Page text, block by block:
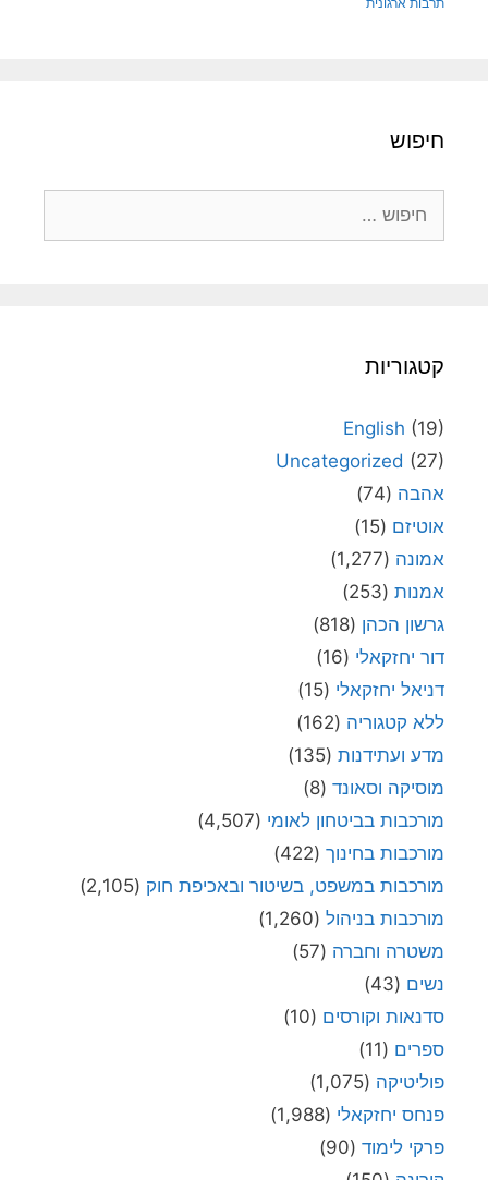
תרבות ארגונית
חיפוש
קטגוריות
English (19)
Uncategorized (27)
אהבה (74)
אוטיזם (15)
אמונה (1,277)
אמנות (253)
גרשון הכהן (818)
דור יחזקאלי (16)
דניאל יחזקאלי (15)
ללא קטגוריה (162)
מדע ועתידנות (135)
מוסיקה וסאונד (8)
מורכבות בביטחון לאומי (4,507)
מורכבות בחינוך (422)
מורכבות במשפט, בשיטור ובאכיפת חוק (2,105)
מורכבות בניהול (1,260)
משטרה וחברה (57)
נשים (43)
סדנאות וקורסים (10)
ספרים (11)
פוליטיקה (1,075)
פנחס יחזקאלי (1,988)
פרקי לימוד (90)